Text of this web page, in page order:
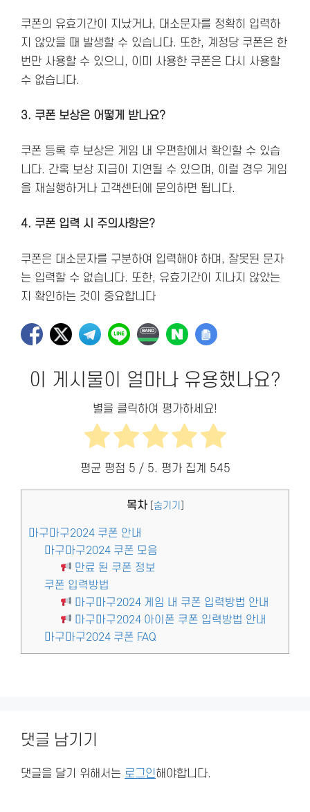
쿠폰의 유효기간이 지났거나, 대소문자를 정확히 입력하
지 않았을 때 발생할 수 있습니다. 또한, 계정당 쿠폰은 한
번만 사용할 수 있으니, 이미 사용한 쿠폰은 다시 사용할
수 없습니다.
3. 쿠폰 보상은 어떻게 받나요?
쿠폰 등록 후 보상은 게임 내 우편함에서 확인할 수 있습
니다. 간혹 보상 지급이 지연될 수 있으며, 이럴 경우 게임
을 재실행하거나 고객센터에 문의하면 됩니다​.
4. 쿠폰 입력 시 주의사항은?
쿠폰은 대소문자를 구분하여 입력해야 하며, 잘못된 문자
는 입력할 수 없습니다. 또한, 유효기간이 지나지 않았는
지 확인하는 것이 중요합니다
이 게시물이 얼마나 유용했나요?
별을 클릭하여 평가하세요!
평균 평점 5 / 5. 평가 집계 545
목차 숨기기
마구마구2024 쿠폰 안내
마구마구2024 쿠폰 모음
만료 된 쿠폰 정보
쿠폰 입력방법
마구마구2024 게임 내 쿠폰 입력방법 안내
마구마구2024 아이폰 쿠폰 입력방법 안내
마구마구2024 쿠폰 FAQ
댓글 남기기
댓글을 달기 위해서는 로그인해야합니다.